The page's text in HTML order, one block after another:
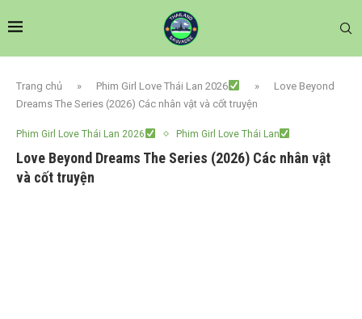
Trang chủ » Phim Girl Love Thái Lan 2026 »
Love Beyond
Dreams The Series (2026) Các nhân vật và cốt truyện
Phim Girl Love Thái Lan 2026 Phim Girl Love Thái Lan
Love Beyond Dreams The Series (2026) Các nhân vật
và cốt truyện